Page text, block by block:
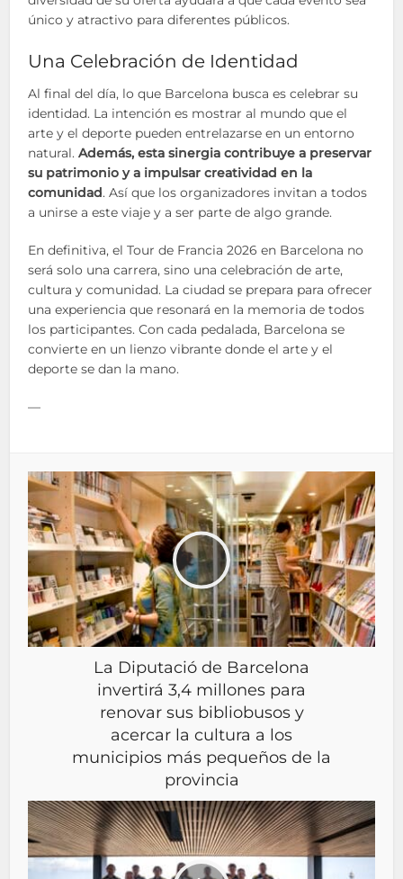
único y atractivo para diferentes públicos.
Una Celebración de Identidad
Al final del día, lo que Barcelona busca es celebrar su
identidad. La intención es mostrar al mundo que el
arte y el deporte pueden entrelazarse en un entorno
natural.Además, esta sinergia contribuye a preservar
su patrimonio y a impulsar creatividad en la
comunidad. Así que los organizadores invitan a todos
a unirse a este viaje y a ser parte de algo grande.
En definitiva, el Tour de Francia 2026 en Barcelona no
será solo una carrera, sino una celebración de arte,
cultura y comunidad. La ciudad se prepara para ofrecer
una experiencia que resonará en la memoria de todos
los participantes. Con cada pedalada, Barcelona se
convierte en un lienzo vibrante donde el arte y el
deporte se dan la mano.
—
La Diputació de Barcelona
invertirá 3,4 millones para
renovar sus bibliobusos y
acercar la cultura a los
municipios más pequeños de la
provincia